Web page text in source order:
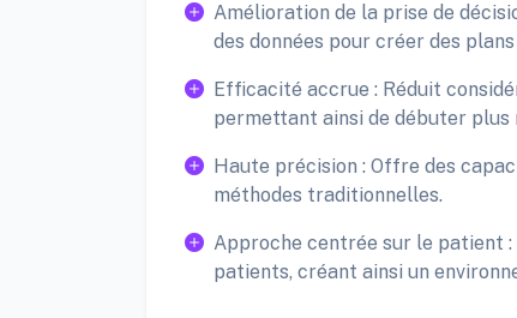
Amélioration de la prise de
des données pour créer des
Efficacité accrue : Réduit
permettant ainsi de débuter plus
Haute précision : Offre des
méthodes traditionnelles.
Approche centrée sur le patient
patients, créant ainsi un